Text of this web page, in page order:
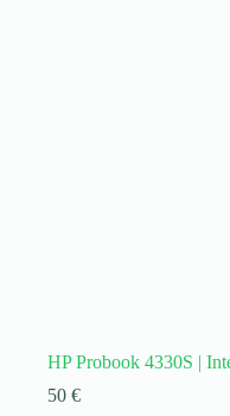
HP Probook 4330S |
50 €